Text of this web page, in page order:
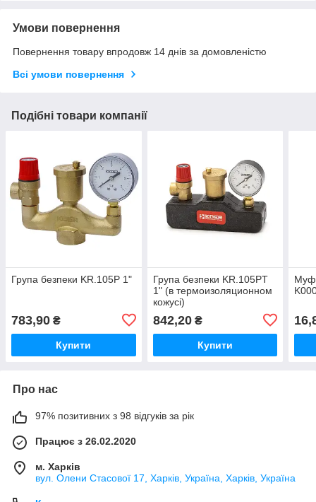
Умови повернення
Повернення товару впродовж 14 днів за домовленістю
Всі умови повернення
Подібні товари компанії
Група безпеки KR.105P 1"
783,90 ₴
Купити
Група безпеки KR.105PT
1" (в термоизоляционном
кожусі)
842,20₴
Купити
Про нас
97% позитивних з 98 відгуків за рік
Працює з 26.02.2020
м. Харків
вул. Олени Стасової 17, Харків, Україна, Харків, Україна